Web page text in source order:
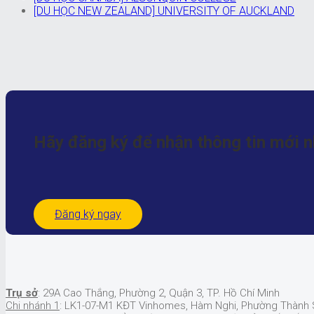
[DU HỌC NEW ZEALAND] UNIVERSITY OF AUCKLAND
Hãy đăng ký để nhận thông tin mới
Đăng ký ngay
Trụ sở: 29A Cao Thắng, Phường 2, Quận 3, TP. Hồ Chí Minh
Chi nhánh 1 : LK1-07-M1 KĐT Vinhomes, Hàm Nghi, Phường Thành